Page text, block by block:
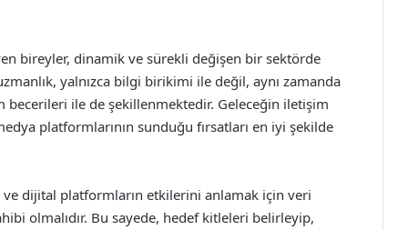
bireyler, dinamik ve sürekli değişen bir sektörde
yalnızca bilgi birikimi ile değil, aynı zamanda
becerileri ile de şekillenmektedir. Geleceğin iletişim
platformlarının sunduğu fırsatları en iyi şekilde
dijital platformların etkilerini anlamak için veri
olmalıdır. Bu sayede, hedef kitleleri belirleyip,